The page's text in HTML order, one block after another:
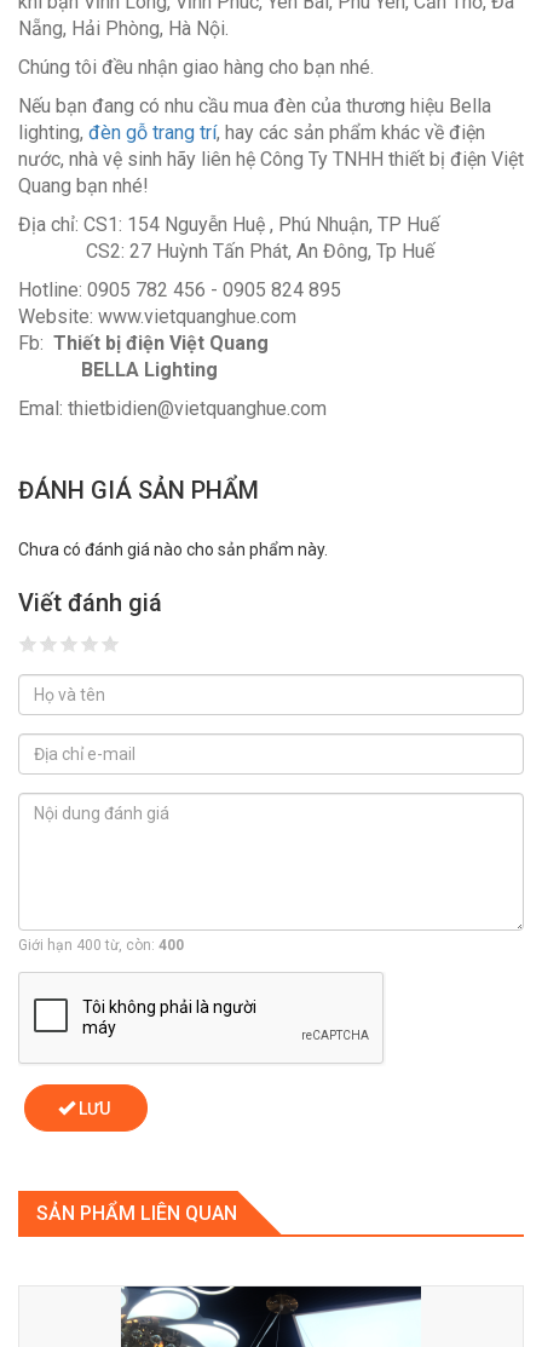
Nẵng, Hải Phòng, Hà Nội.
Chúng tôi đều nhận giao hàng cho bạn nhé.
Nếu bạn đang có nhu cầu mua đèn của thương hiệu Bella
lighting, đèn gỗ trang trí, hay các sản phẩm khác về điện
nước, nhà vệ sinh hãy liên hệ Công Ty TNHH thiết bị điện Việt
Quang bạn nhé!
Địa chỉ: CS1: 154 Nguyễn Huệ , Phú Nhuận, TP Huế
CS2: 27 Huỳnh Tấn Phát, An Đông, Tp Huế
Hotline: 0905 782 456 - 0905 824 895
Website: www.vietquanghue.com
Fb: Thiết bị điện Việt Quang
BELLA Lighting
Emal: thietbidien@vietquanghue.com
ĐÁNH GIÁ SẢN PHẨM
Chưa có đánh giá nào cho sản phẩm này.
Viết đánh giá
Giới hạn 400 từ, còn: 400
LƯU
SẢN PHẨM LIÊN QUAN